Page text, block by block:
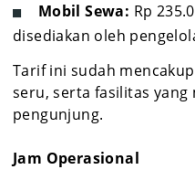
Mobil Sewa: Rp
disediakan oleh
Tarif ini sudah
seru, serta fasilitas yang
pengunjung.
Jam Operasional